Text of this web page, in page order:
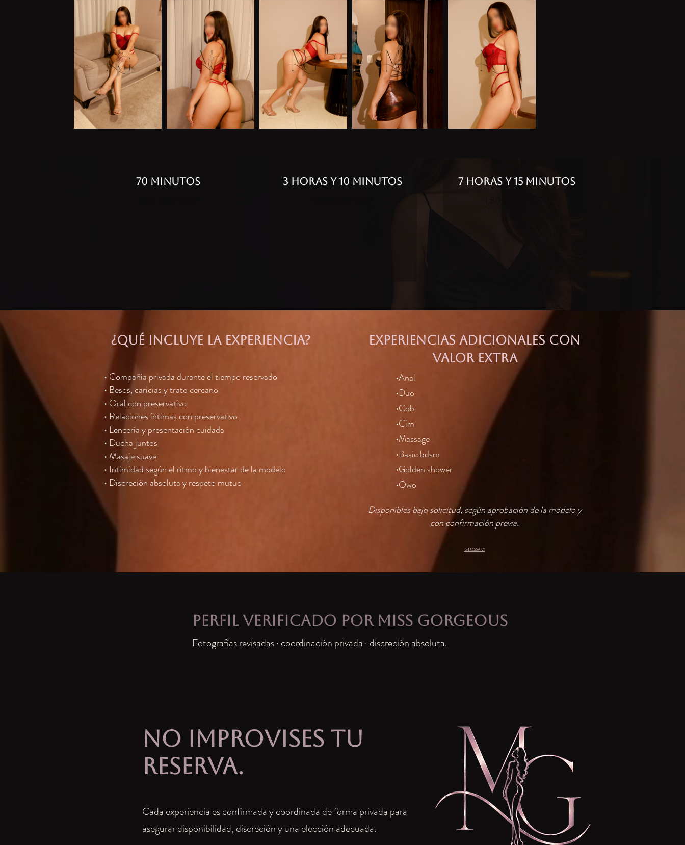
70 MINUTOS 3 HORAS Y 10 MINUTOS 7 HORAS Y 15 MINUTOS
¿qué incluye la experiencia?
• Compañía privada durante el tiempo reservado
• Besos, caricias y trato cercano
• Oral con preservativo
• Relaciones íntimas con preservativo
• Lencería y presentación cuidada
• Ducha juntos
• Masaje suave
• Intimidad según el ritmo y bienestar de la modelo
• Discreción absoluta y respeto mutuo
Experiencias adicionales con
valor extra
•Anal
•Duo
•Cob
•Cim
•Massage
•Basic bdsm
•Golden shower
•Owo
Disponibles bajo solicitud, según aprobación de la modelo y
con confirmación previa.
GLOSSARY
Perfil verificado por Miss Gorgeous
Fotografías revisadas · coordinación privada · discreción absoluta.
No improvises tu
reserva.
Cada experiencia es confirmada y coordinada de forma privada para
asegurar disponibilidad, discreción y una elección adecuada.